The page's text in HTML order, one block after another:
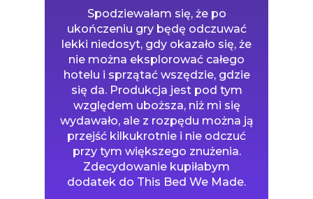
Spodziewałam się, że po
ukończeniu gry będę odczuwać
lekki niedosyt, gdy okazało się, że
nie można eksplorować całego
hotelu i sprzątać wszędzie, gdzie
się da. Produkcja jest pod tym
względem uboższa, niż mi się
wydawało, ale z rozpędu można ją
przejść kilkukrotnie i nie odczuć
przy tym większego znużenia.
Zdecydowanie kupiłabym
dodatek do This Bed We Made.